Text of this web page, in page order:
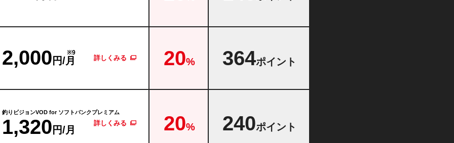
2,000 円/月
※9
詳しくみる 20% 364ポイント
釣りビジョンVOD for ソフトバンクプレミアム
1,320 円/月
詳しくみる 20% 240ポイント